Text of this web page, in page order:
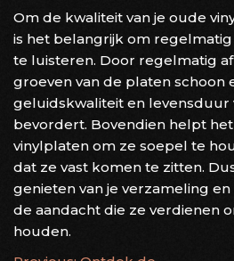
Om de kwaliteit van je oude
is het belangrijk om
te luisteren. Door regelmatig
groeven van de platen schoon
geluidskwaliteit en levensduur
bevordert. Bovendien helpt
vinylplaten om ze soepel te
dat ze vast komen te zitten.
genieten van je verzameling
de aandacht die ze verdienen
houden.